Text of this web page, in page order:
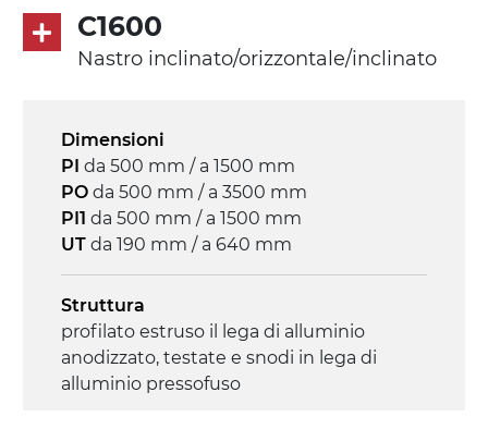
230/400Vac-50Hz-3F
Controllo
on/off, E-Stop, protezione termica motore
C1600
Nastro inclinato/orizzontale/inclinato
Dimensioni
PI da 500 mm / a 1500 mm
PO da 500 mm / a 3500 mm
PI1 da 500 mm / a 1500 mm
UT da 190 mm / a 640 mm
Struttura
profilato estruso il lega di alluminio
anodizzato, testate e snodi in lega di
alluminio pressofuso